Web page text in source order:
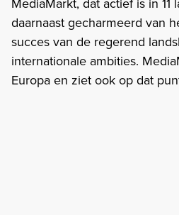
daarnaast gecharmeerd van
succes van de regerend
internationale ambities.
Europa en ziet ook op dat